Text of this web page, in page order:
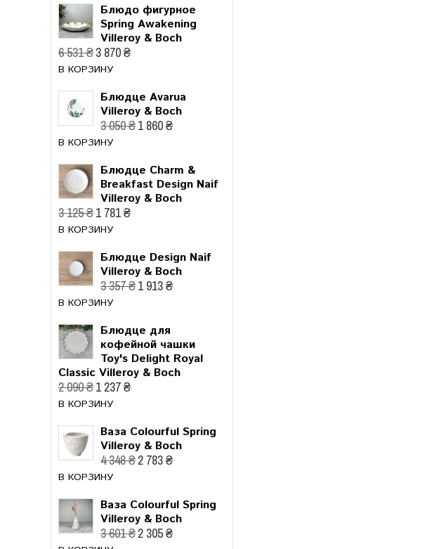
Блюдо фигурное
Spring Awakening
Villeroy & Boch
6 531 ₴3 870 ₴
В КОРЗИНУ
Блюдце Avarua
Villeroy & Boch
3 050 ₴1 860 ₴
В КОРЗИНУ
Блюдце Charm &
Breakfast Design Naif
Villeroy & Boch
3 125 ₴1 781 ₴
В КОРЗИНУ
Блюдце Design Naif
Villeroy & Boch
3 357 ₴1 913 ₴
В КОРЗИНУ
Блюдце для
кофейной чашки
Toy's Delight Royal
Classic Villeroy & Boch
2 090 ₴1 237 ₴
В КОРЗИНУ
Ваза Colourful Spring
Villeroy & Boch
4 348 ₴2 783 ₴
В КОРЗИНУ
Ваза Colourful Spring
Villeroy & Boch
3 601 ₴2 305 ₴